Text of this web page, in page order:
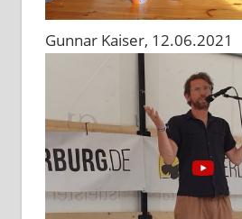
Gunnar Kaiser, 12.06.2021